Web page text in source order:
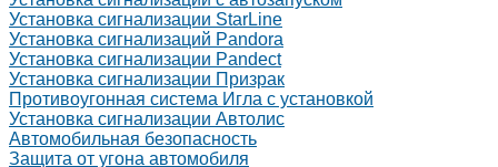
Установка сигнализации StarLine
Установка сигнализаций Pandora
Установка сигнализации Pandect
Установка сигнализации Призрак
Противоугонная система Игла с установкой
Установка сигнализации Автолис
Автомобильная безопасность
Защита от угона автомобиля